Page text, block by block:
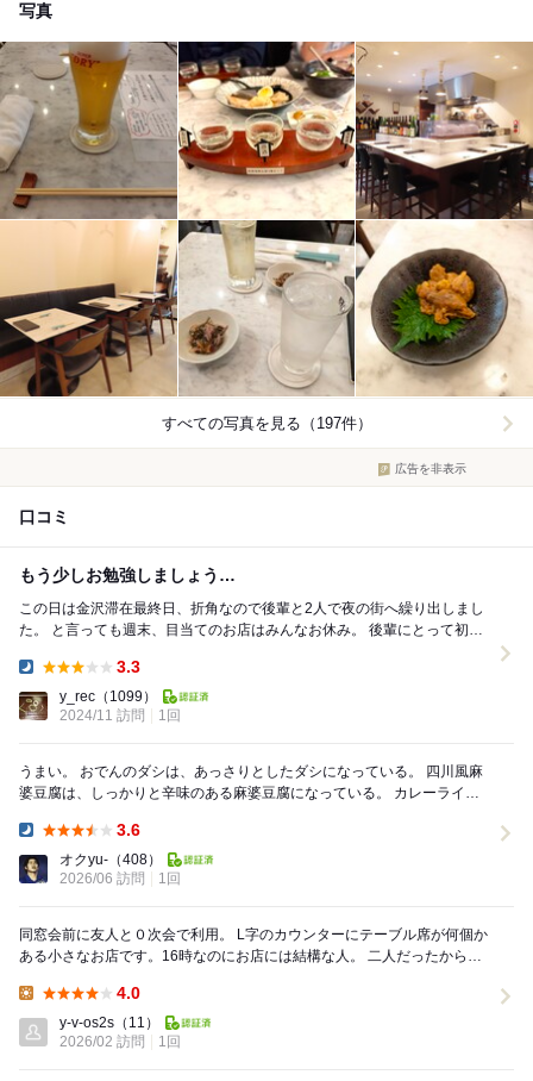
写真
すべての写真を見る（197件）
広告を非表示
口コミ
もう少しお勉強しましょう…
この日は金沢滞在最終日、折角なので後輩と2人で夜の街へ繰り出しまし
た。 と言っても週末、目当てのお店はみんなお休み。 後輩にとって初め
3.3
y_rec （1099）
2024/11 訪問
1回
うまい。 おでんのダシは、あっさりとしたダシになっている。 四川風麻
婆豆腐は、しっかりと辛味のある麻婆豆腐になっている。 カレーライス
3.6
オクyu- （408）
2026/06 訪問
1回
同窓会前に友人と０次会で利用。 L字のカウンターにテーブル席が何個か
ある小さなお店です。16時なのにお店には結構な人。 二人だったから運
4.0
y-v-os2s （11）
2026/02 訪問
1回